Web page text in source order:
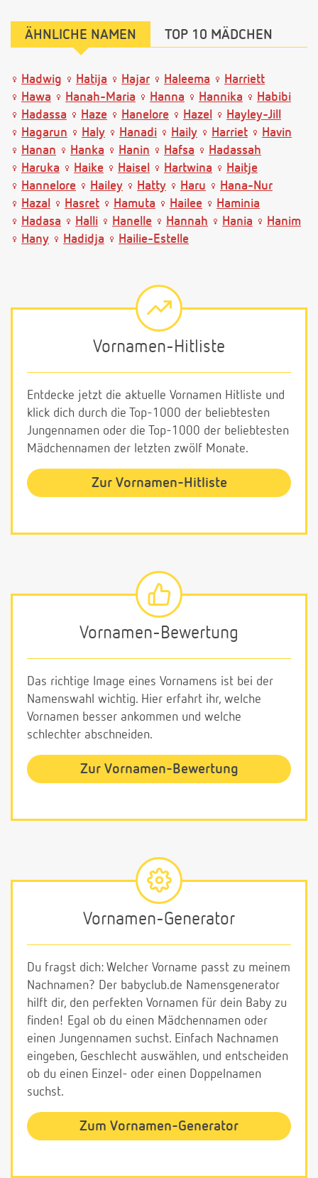
ÄHNLICHE NAMEN TOP 10 MÄDCHEN
Hadwig Hatija Hajar Haleema
Harriett
Hawa
Hanah-Maria Hanna Hannika
Habibi
Hadassa
Haze Hanelore Hazel
Hayley-Jill
Hagarun
Haly Hanadi Haily Harriet
Havin
Hanan
Hanka Hanin Hafsa
Hadassah
Haruka
Haike Haisel Hartwina
Haitje
Hannelore
Hailey Hatty Haru
Hana-Nur
Hazal
Hasret Hamuta Hailee
Haminia
Hadasa
Halli Hanelle Hannah Hania
Hanim
Hany
Hadidja Hailie-Estelle
Vornamen-Hitliste
Entdecke jetzt die aktuelle Vornamen Hitliste und
klick dich durch die Top-1000 der beliebtesten
Jungennamen oder die Top-1000 der beliebtesten
Mädchennamen der letzten zwölf Monate.
Zur Vornamen-Hitliste
Vornamen-Bewertung
Das richtige Image eines Vornamens ist bei der
Namenswahl wichtig. Hier erfahrt ihr, welche
Vornamen besser ankommen und welche
schlechter abschneiden.
Zur Vornamen-Bewertung
Vornamen-Generator
Du fragst dich: Welcher Vorname passt zu meinem
Nachnamen? Der babyclub.de Namensgenerator
hilft dir, den perfekten Vornamen für dein Baby zu
finden! Egal ob du einen Mädchennamen oder
einen Jungennamen suchst. Einfach Nachnamen
eingeben, Geschlecht auswählen, und entscheiden
ob du einen Einzel- oder einen Doppelnamen
suchst.
Zum Vornamen-Generator